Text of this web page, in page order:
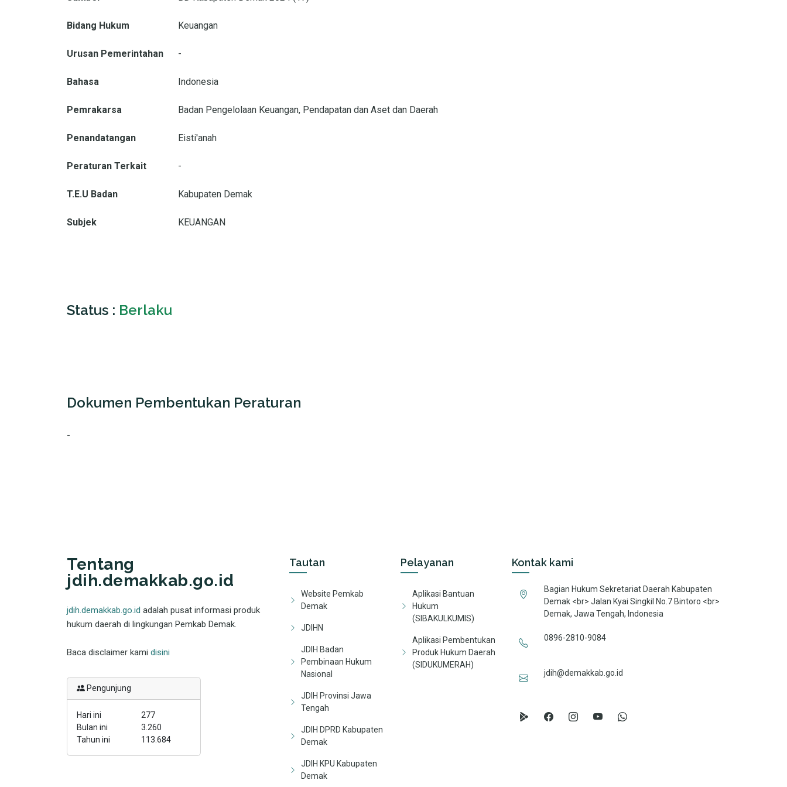
Bidang Hukum Keuangan
Urusan Pemerintahan -
Bahasa Indonesia
Pemrakarsa Badan Pengelolaan Keuangan, Pendapatan dan Aset dan Daerah
Penandatangan Eisti'anah
Peraturan Terkait -
T.E.U Badan Kabupaten Demak
Subjek KEUANGAN
Status : Berlaku
Dokumen Pembentukan Peraturan
-
Tentang
jdih.demakkab.go.id
jdih.demakkab.go.id adalah pusat informasi produk
hukum daerah di lingkungan Pemkab Demak.
Baca disclaimer kami disini
Pengunjung
Hari ini
277
Bulan ini
3.260
Tahun ini
113.684
Tautan
Website Pemkab
Demak
JDIHN
JDIH Badan
Pembinaan Hukum
Nasional
JDIH Provinsi Jawa
Tengah
JDIH DPRD Kabupaten
Demak
JDIH KPU Kabupaten
Demak
Pelayanan
Aplikasi Bantuan
Hukum
(SIBAKULKUMIS)
Aplikasi Pembentukan
Produk Hukum Daerah
(SIDUKUMERAH)
Kontak kami
Bagian Hukum Sekretariat Daerah Kabupaten
Demak <br> Jalan Kyai Singkil No.7 Bintoro <br>
Demak, Jawa Tengah, Indonesia
0896-2810-9084
jdih@demakkab.go.id